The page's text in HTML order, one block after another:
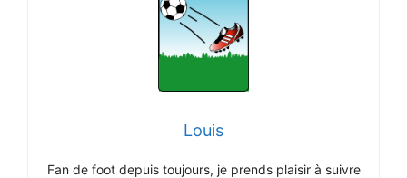
Louis
Fan de foot depuis toujours, je prends plaisir à suivre